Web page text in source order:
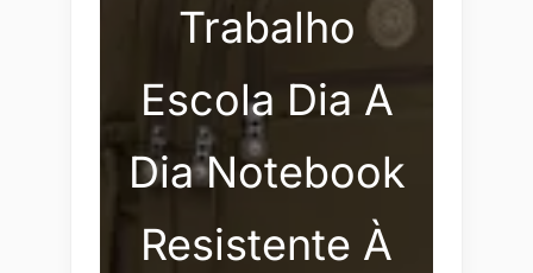
Trabalho
Escola Dia A
Dia Notebook
Resistente À